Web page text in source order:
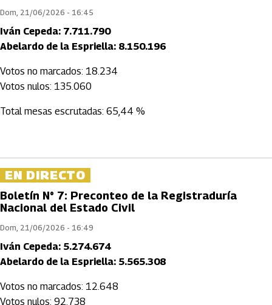
Dom, 21/06/2026 - 16:45
Iván Cepeda: 7.711.790
Abelardo de la Espriella: 8.150.196
Votos no marcados: 18.234
Votos nulos: 135.060
Total mesas escrutadas: 65,44 %
EN DIRECTO
Boletín N° 7: Preconteo de la Registraduría
Nacional del Estado Civil
Dom, 21/06/2026 - 16:49
Iván Cepeda: 5.274.674
Abelardo de la Espriella: 5.565.308
Votos no marcados: 12.648
Votos nulos: 92.738